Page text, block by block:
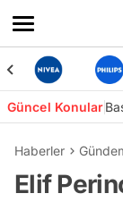
Güncel Konular
Haberler
Elif